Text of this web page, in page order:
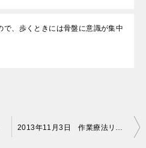
で、歩くときには骨盤に意識が集中
2013年11月3日 作業療法リハビリ（14時00分～15時00分）